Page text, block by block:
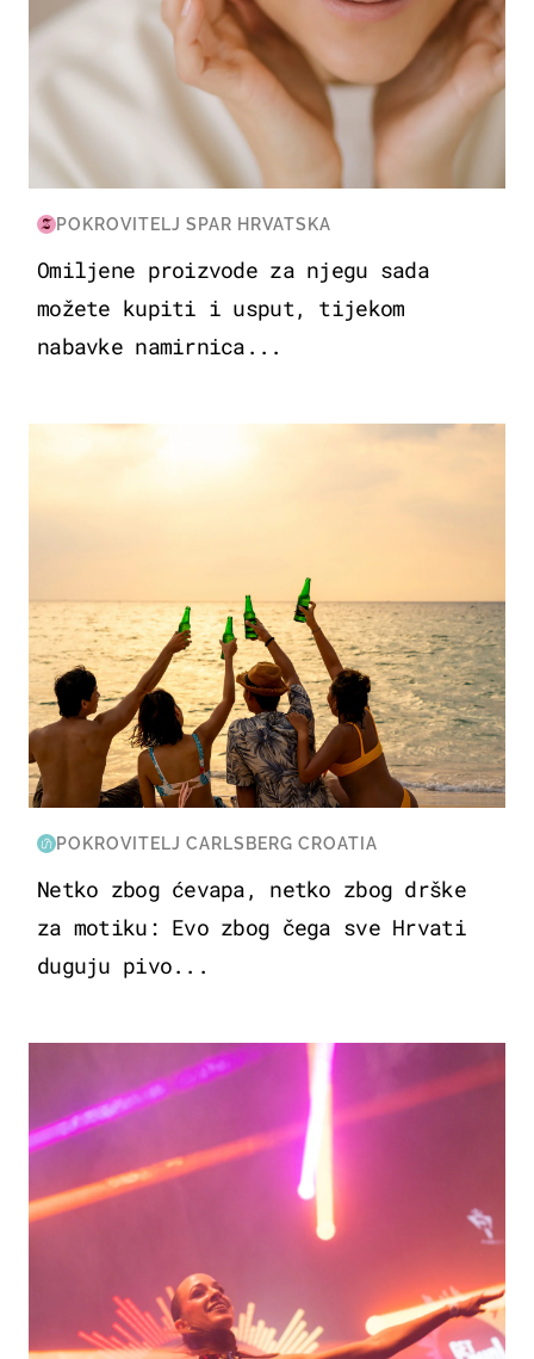
POKROVITELJ SPAR HRVATSKA
Omiljene proizvode za njegu sada
možete kupiti i usput, tijekom
nabavke namirnica...
POKROVITELJ CARLSBERG CROATIA
Netko zbog ćevapa, netko zbog drške
za motiku: Evo zbog čega sve Hrvati
duguju pivo...
KULTURA & ZABAVA